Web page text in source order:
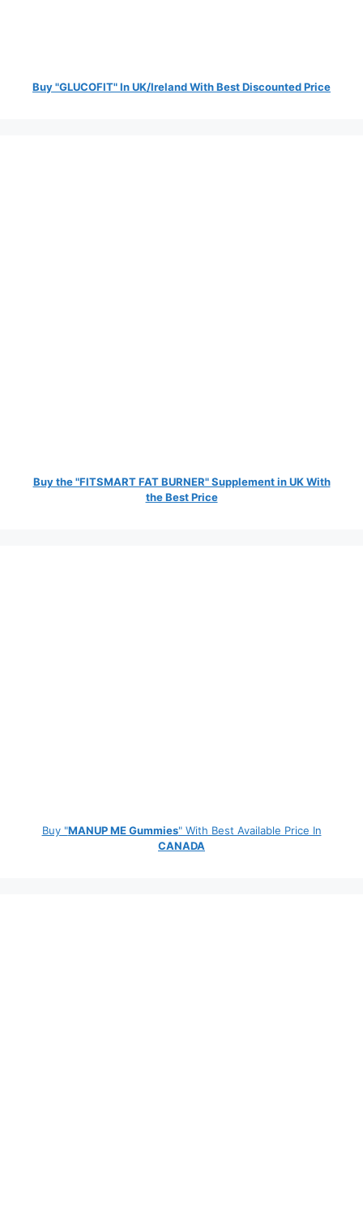
Buy "GLUCOFIT" In UK/Ireland With Best Discounted Price
Buy the "FITSMART FAT BURNER" Supplement in UK With
the Best Price
Buy "MANUP ME Gummies" With Best Available Price In
CANADA